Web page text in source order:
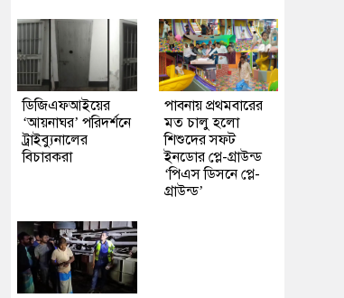
ডিজিএফআইয়ের
‘আয়নাঘর’ পরিদর্শনে
ট্রাইব্যুনালের
বিচারকরা
পাবনায় প্রথমবারের
মত চালু হলো
শিশুদের সফট
ইনডোর প্লে-গ্রাউন্ড
‘পিএস ডিসনে প্লে-
গ্রাউন্ড’